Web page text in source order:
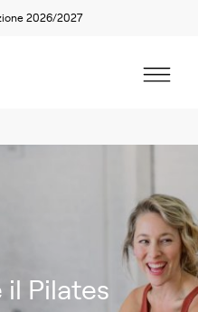
2026/2027
il Pilates